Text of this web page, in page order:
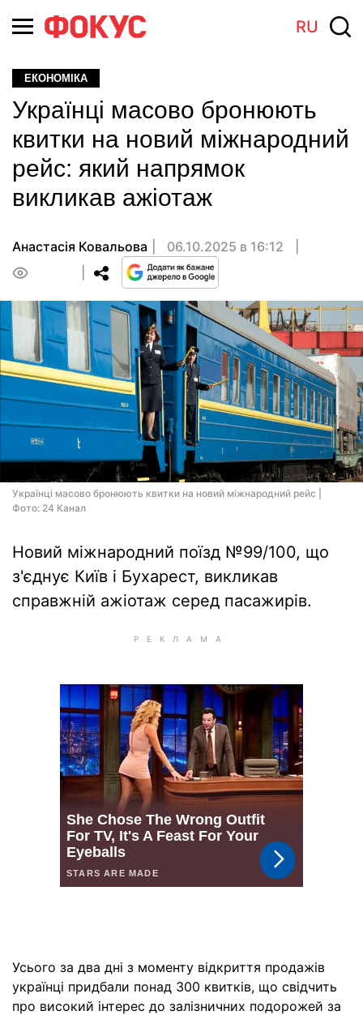
RU
ЕКОНОМІКА
Українці масово бронюють
квитки на новий міжнародний
рейс: який напрямок
викликав ажіотаж
Анастасія Ковальова
06.10.2025 в 16:12
Українці масово бронюють квитки на новий міжнародний рейс |
Фото: 24 Канал
Новий міжнародний поїзд №99/100, що
з'єднує Київ і Бухарест, викликав
справжній ажіотаж серед пасажирів.
Усього за два дні з моменту відкриття продажів
українці придбали понад 300 квитків, що свідчить
про високий інтерес до залізничних подорожей за